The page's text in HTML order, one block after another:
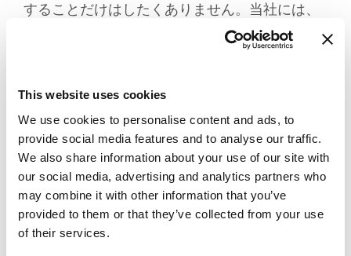
This website uses cookies
We use cookies to personalise content and ads, to
provide social media features and to analyse our traffic.
We also share information about your use of our site with
our social media, advertising and analytics partners who
may combine it with other information that you’ve
provided to them or that they’ve collected from your use
of their services.
することだけはしたくありません。当社には、
そのためのソリューションがあります。電気お
当社の TFA1 充電ポートは、USBケーブルを使用
するすべての機器を充電するのに最適なオプシ
ョンです。TWC シリーズは、モバイルデバイス
のワイヤレス充電用に特別に設計されており、